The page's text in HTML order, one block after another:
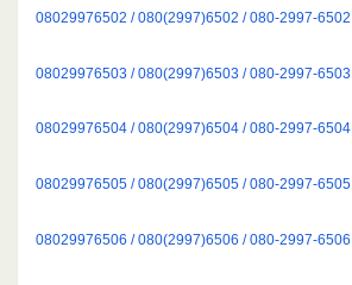
08029976502 / 080(2997)6502 / 080-2997-6502
08029976503 / 080(2997)6503 / 080-2997-6503
08029976504 / 080(2997)6504 / 080-2997-6504
08029976505 / 080(2997)6505 / 080-2997-6505
08029976506 / 080(2997)6506 / 080-2997-6506